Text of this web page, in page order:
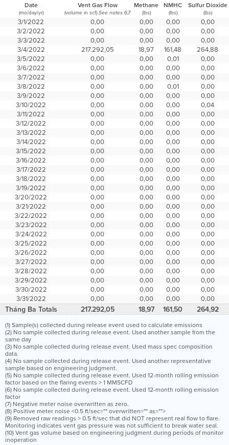
Date Vent Gas Flow Methane NMHC Sulfur Dioxide
(mo/day/yr) (volume in scf) See notes 6,7 (lbs) (lbs) (lbs)
3/1/2022 0,00 0,00 0,00
0,00
3/2/2022
0,00 0,00 0,00
0,00
3/3/2022
0,00 0,00 0,00
0,00
3/4/2022
217.292,05 18,97 161,48
264,88
3/5/2022
0,00 0,00 0,01
0,00
3/6/2022
0,00 0,00 0,00
0,00
3/7/2022
0,00 0,00 0,00
0,00
3/8/2022
0,00 0,00 0,01
0,00
3/9/2022
0,00 0,00 0,00
0,00
3/10/2022
0,00 0,00 0,00
0,04
3/11/2022
0,00 0,00 0,00
0,00
3/12/2022
0,00 0,00 0,00
0,00
3/13/2022
0,00 0,00 0,00
0,00
3/14/2022
0,00 0,00 0,00
0,00
3/15/2022
0,00 0,00 0,00
0,00
3/16/2022
0,00 0,00 0,00
0,00
3/17/2022
0,00 0,00 0,00
0,00
3/18/2022
0,00 0,00 0,00
0,00
3/19/2022
0,00 0,00 0,00
0,00
3/20/2022
0,00 0,00 0,00
0,00
3/21/2022
0,00 0,00 0,00
0,00
3/22/2022
0,00 0,00 0,00
0,00
3/23/2022
0,00 0,00 0,00
0,00
3/24/2022
0,00 0,00 0,00
0,00
3/25/2022
0,00 0,00 0,00
0,00
3/26/2022
0,00 0,00 0,00
0,00
3/27/2022
0,00 0,00 0,00
0,00
3/28/2022
0,00 0,00 0,00
0,00
3/29/2022
0,00 0,00 0,00
0,00
3/30/2022
0,00 0,00 0,00
0,00
3/31/2022
0,00 0,00 0,00 0,00
Tháng Ba Totals 217.292,05 18,97 161,50 264,92
(1) Sample(s) collected during release event used to calculate emissions
(2) No sample collected during release event. Used another sample from the
same day
(3) No sample collected during release event. Used mass spec composition
data.
(4) No sample collected during release event. Used another representative
sample based on engineering judgment.
(5) No sample collected during release event. Used 12-month rolling emission
factor based on the flaring events > 1 MMSCFD
(6) No sample collected during release event. Used 12-month rolling emission
factor
(7) Negative meter noise overwritten as zero.
(8) Positive meter noise <0.5 ft/sec="" overwritten="" as="">
(9) Removed raw readings > 0.5 ft/sec that did NOT represent real flow to flare.
Monitoring indicates vent gas pressure was not sufficient to break water seal.
(10) Vent gas volume based on engineering judgment during periods of monitor
inoperation